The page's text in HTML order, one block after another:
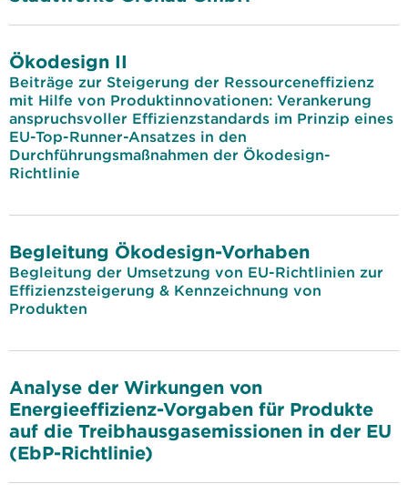
Ökodesign II
Beiträge zur Steigerung der Ressourceneffizienz
mit Hilfe von Produktinnovationen: Verankerung
anspruchsvoller Effizienzstandards im Prinzip eines
EU-Top-Runner-Ansatzes in den
Durchführungsmaßnahmen der Ökodesign-
Richtlinie
Begleitung Ökodesign-Vorhaben
Begleitung der Umsetzung von EU-Richtlinien zur
Effizienzsteigerung & Kennzeichnung von
Produkten
Analyse der Wirkungen von
Energieeffizienz-Vorgaben für Produkte
auf die Treibhausgasemissionen in der EU
(EbP-Richtlinie)